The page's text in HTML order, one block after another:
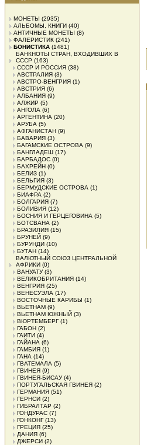
МОНЕТЫ (2935)
АЛЬБОМЫ, КНИГИ (40)
АНТИЧНЫЕ МОНЕТЫ (8)
ФАЛЕРИСТИК (241)
БОНИСТИКА (1481)
БАНКНОТЫ СТРАН, ВХОДИВШИХ В
СССР (163)
СССР И РОССИЯ (38)
АВСТРАЛИЯ (3)
АВСТРО-ВЕНГРИЯ (1)
АВСТРИЯ (6)
АЛБАНИЯ (9)
АЛЖИР (5)
АНГОЛА (6)
АРГЕНТИНА (20)
АРУБА (5)
АФГАНИСТАН (9)
БАВАРИЯ (3)
БАГАМСКИЕ ОСТРОВА (9)
БАНГЛАДЕШ (17)
БАРБАДОС (0)
БАХРЕЙН (0)
БЕЛИЗ (1)
БЕЛЬГИЯ (3)
БЕРМУДСКИЕ ОСТРОВА (1)
БИАФРА (2)
БОЛГАРИЯ (7)
БОЛИВИЯ (12)
БОСНИЯ И ГЕРЦЕГОВИНА (5)
БОТСВАНА (2)
БРАЗИЛИЯ (15)
БРУНЕЙ (9)
БУРУНДИ (10)
БУТАН (14)
ВАЛЮТНЫЙ СОЮЗ ЦЕНТРАЛЬНОЙ
АФРИКИ (0)
ВАНУАТУ(3)
ВЕЛИКОБРИТАНИЯ (14)
ВЕНГРИЯ (25)
ВЕНЕСУЭЛА (17)
ВОСТОЧНЫЕ КАРИБЫ (1)
ВЬЕТНАМ (9)
ВЬЕТНАМ ЮЖНЫЙ (3)
ВЮРТЕМБЕРГ(1)
ГАБОН (2)
ГАИТИ (4)
ГАЙАНА (6)
ГАМБИЯ (1)
ГАНА (14)
ГВАТЕМАЛА (5)
ГВИНЕЯ (9)
ГВИНЕЯ-БИСАУ(4)
ПОРТУГАЛЬСКАЯ ГВИНЕЯ (2)
ГЕРМАНИЯ (51)
ГЕРНСИ (2)
ГИБРАЛТАР (2)
ГОНДУРАС (7)
ГОНКОНГ(13)
ГРЕЦИЯ (25)
ДАНИЯ (6)
ДЖЕРСИ (2)